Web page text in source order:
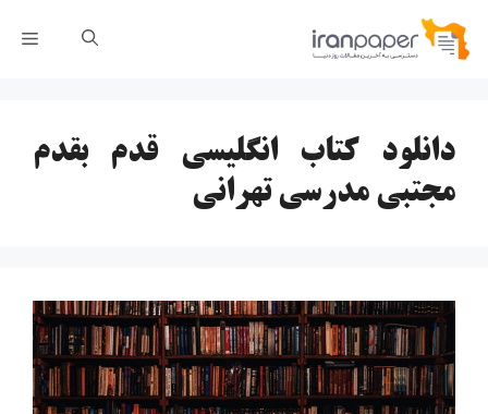
پرش
دانلود کتاب انگلیسی قدم بقدم
مجتبی مدرسی تهرانی